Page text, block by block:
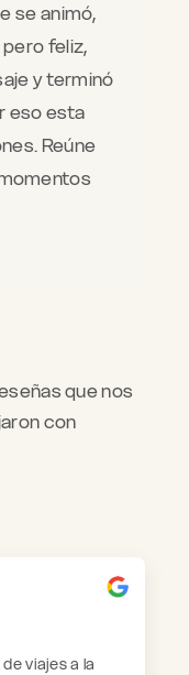
se animó,
feliz,
y terminó
eso esta
Reúne
que nos
con
viajes a la